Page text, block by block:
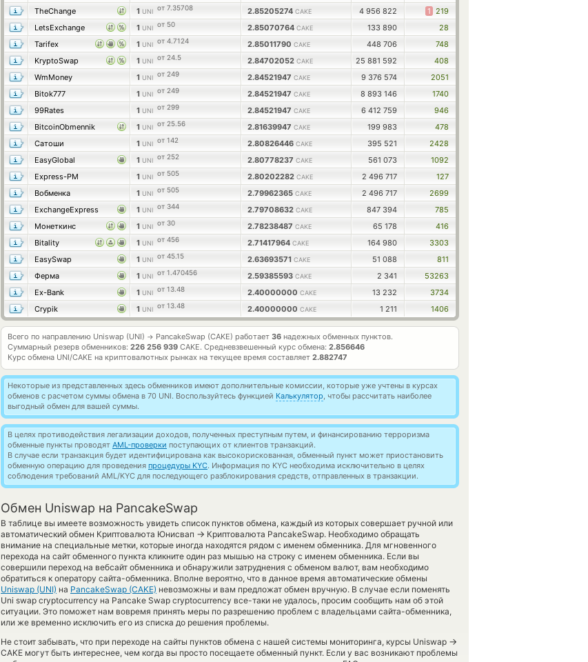
TheChange
1 UNI от 7.35708 2.85205274 CAKE 4 956 822 1 219
LetsExchange
1 UNI от 50 2.85070764 CAKE 133 890
28
Tarifex
1 UNI от 4.7124 2.85011790 CAKE 448 706
748
KryptoSwap
1 UNI от 24.5 2.84702052 CAKE 25 881 592
408
WmMoney
1 UNI от 249 2.84521947 CAKE 9 376 574
2051
Bitok777
1 UNI от 249 2.84521947 CAKE 8 893 146
1740
99Rates
1 UNI от 299 2.84521947 CAKE 6 412 759
946
BitcoinObmennik
1 UNI от 25.56 2.81639947 CAKE 199 983
478
Сатоши
1 UNI от 142 2.80826446 CAKE 395 521
2428
EasyGlobal
1 UNI от 252 2.80778237 CAKE 561 073
1092
Express-PM
1 UNI от 505 2.80202282 CAKE 2 496 717
127
Вобменка
1 UNI от 505 2.79962365 CAKE 2 496 717
2699
ExchangeExpress
1 UNI от 344 2.79708632 CAKE 847 394
785
Монеткинс
1 UNI от 30 2.78238487 CAKE 65 178
416
Bitality
1 UNI от 456 2.71417964 CAKE 164 980
3303
EasySwap
1 UNI от 45.15 2.63693571 CAKE 51 088
811
Ферма
1 UNI от 1.470456 2.59385593 CAKE 2 341
53263
Ex-Bank
1 UNI от 13.48 2.40000000 CAKE 13 232
3734
Crypik
1 UNI от 13.48 2.40000000 CAKE 1 211 1406
Всего по направлению Uniswap (UNI) → PancakeSwap (CAKE) работает 36 надежных обменных пунктов.
Суммарный резерв обменников: 226 256 939 CAKE. Средневзвешенный курс обмена: 2.856646
Курс обмена UNI/CAKE на криптовалютных рынках на текущее время составляет 2.882747
Некоторые из представленных здесь обменников имеют дополнительные комиссии, которые уже учтены в курсах
обменов с расчетом суммы обмена в 70 UNI. Воспользуйтесь функцией Калькулятор, чтобы рассчитать наиболее
выгодный обмен для вашей суммы.
В целях противодействия легализации доходов, полученных преступным путем, и финансированию терроризма
обменные пункты проводят AML-проверки поступающих от клиентов транзакций.
В случае если транзакция будет идентифицирована как высокорискованная, обменный пункт может приостановить
обменную операцию для проведения процедуры KYC. Информация по KYC необходима исключительно в целях
соблюдения требований AML/KYC для последующего разблокирования средств, отправленных в транзакции.
Обмен Uniswap на PancakeSwap
В таблице вы имеете возможность увидеть список пунктов обмена, каждый из которых совершает ручной или
автоматический обмен Криптовалюта Юнисвап → Криптовалюта PancakeSwap. Необходимо обращать
внимание на специальные метки, которые иногда находятся рядом с именем обменника. Для мгновенного
перехода на сайт обменного пункта кликните один раз мышью на строку с именем обменника. Если вы
совершили переход на вебсайт обменника и обнаружили затруднения с обменом валют, вам необходимо
обратиться к оператору сайта-обменника. Вполне вероятно, что в данное время автоматические обмены
Uniswap (UNI) на PancakeSwap (CAKE) невозможны и вам предложат обмен вручную. В случае если поменять
Uni swap cryptocurrency на Pancake Swap cryptocurrency все-таки не удалось, просим сообщить нам об этой
ситуации. Это поможет нам вовремя принять меры по разрешению проблем с владельцами сайта-обменника,
или же временно исключить его из списка до решения проблемы.
Не стоит забывать, что при переходе на сайты пунктов обмена с нашей системы мониторинга, курсы Uniswap →
CAKE могут быть интереснее, чем когда вы просто посещаете обменный пункт. Если у вас возникают проблемы